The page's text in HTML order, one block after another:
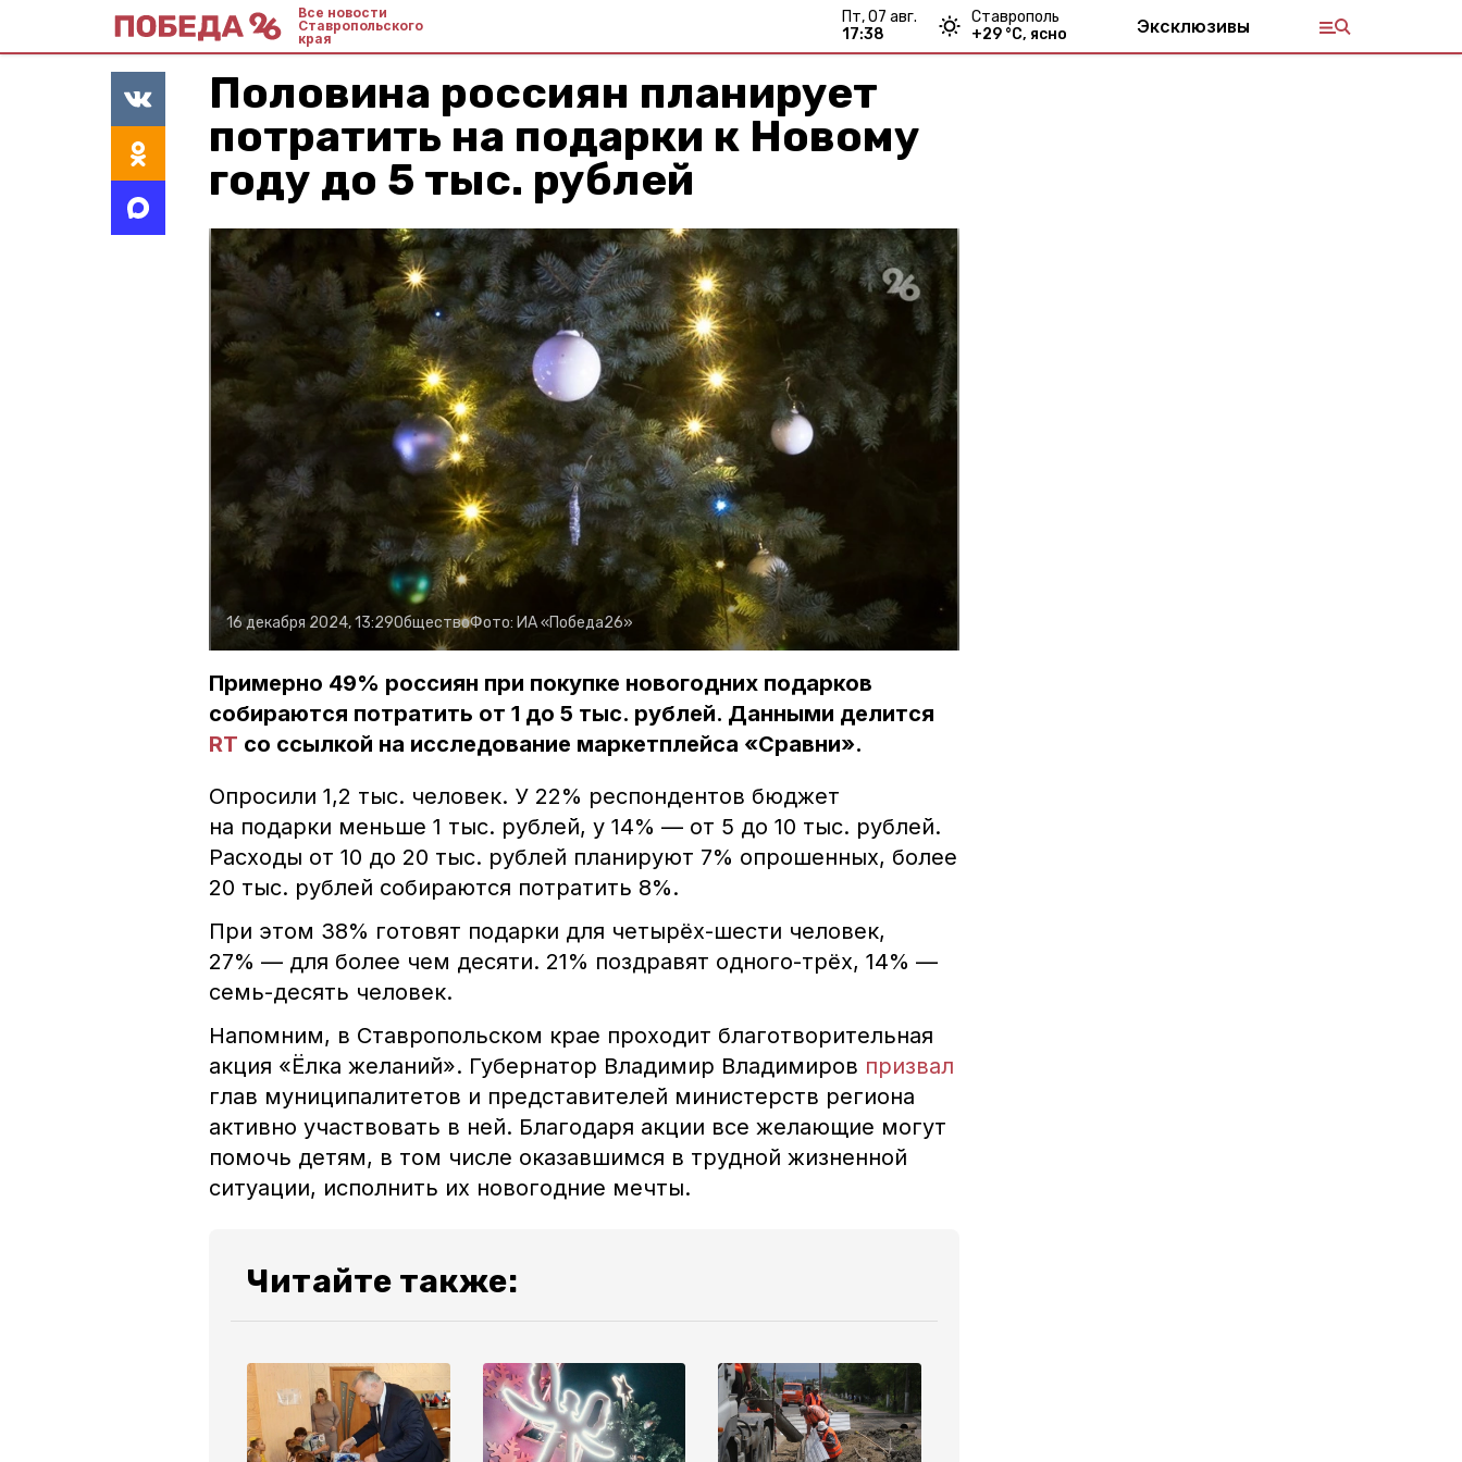
Все новости
Ставропольского
края
пт, 07 авг.
17:38
Ставрополь
+29 °С, ясно Эксклюзивы
Половина россиян планирует
потратить на подарки к Новому
году до 5 тыс. рублей
16 декабря 2024, 13:29ОбществоФото: ИА «Победа26»
Примерно 49% россиян при покупке новогодних подарков
собираются потратить от 1 до 5 тыс. рублей. Данными делится
RT со ссылкой на исследование маркетплейса «Сравни».
Опросили 1,2 тыс. человек. У 22% респондентов бюджет
на подарки меньше 1 тыс. рублей, у 14% — от 5 до 10 тыс. рублей.
Расходы от 10 до 20 тыс. рублей планируют 7% опрошенных, более
20 тыс. рублей собираются потратить 8%.
При этом 38% готовят подарки для четырёх-шести человек,
27% — для более чем десяти. 21% поздравят одного-трёх, 14% —
семь-десять человек.
Напомним, в Ставропольском крае проходит благотворительная
акция «Ëлка желаний». Губернатор Владимир Владимиров призвал
глав муниципалитетов и представителей министерств региона
активно участвовать в ней. Благодаря акции все желающие могут
помочь детям, в том числе оказавшимся в трудной жизненной
ситуации, исполнить их новогодние мечты.
Читайте также: